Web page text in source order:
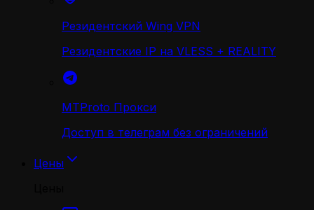
Резидентский Wing VPN
Резидентские IP на VLESS + REALITY
MTProto Прокси
Доступ в телеграм без ограничений
Цены